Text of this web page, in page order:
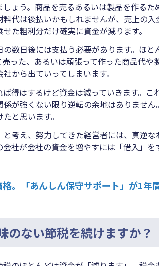
ょう。商品を売るあるいは製品を作る
代は後払いかもしれませんが、売上の
た粗利分だけ確実に資金が減ります。
数日後には支払う必要があります。ほ
った、あるいは頑張って作った商品代や
から出ていってしまいます。
得はするけど資金は減っていきます。
が強くない限り逆転の余地はありませ
と思います。
と考え、努力してきた経営者には、真逆
社が会社の資金を増やすには「借入」
。「あんしん保守サポート」が1年
のない節税を続けますか？